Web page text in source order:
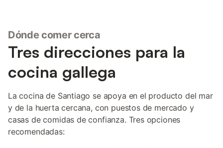
Dónde comer cerca
Tres direcciones para la
cocina gallega
La cocina de Santiago se apoya en el producto del mar
y de la huerta cercana, con puestos de mercado y
casas de comidas de confianza. Tres opciones
recomendadas: